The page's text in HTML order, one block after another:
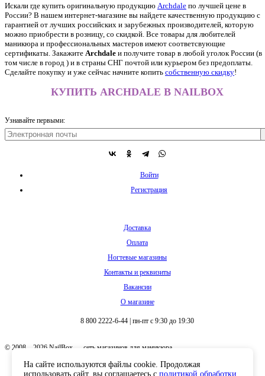
Искали где купить оригинальную продукцию Archdale по лучшей цене в
России? В нашем интернет-магазине вы найдете качественную продукцию с
гарантией от лучших российских и зарубежных производителей, которую
можно приобрести в розницу, со скидкой. Все товары для любителей
маникюра и профессиональных мастеров имеют соответсвующие
сертификаты. Закажите Archdale и получите товар в любой уголок России (в
том числе в город ) и в страны СНГ почтой или курьером без предоплаты.
Сделайте покупку и уже сейчас начните копить собственную скидку!
КУПИТЬ ARCHDALE В NAILBOX
Узнавайте первыми:
Войти
Регистрация
Доставка
Оплата
Ногтевые магазины
Контакты и реквизиты
Вакансии
О магазине
8 800 2222-6-44 пн-пт с 9:30 до 19:30
© 2008 – 2026 NailBox — сеть магазинов для маникюра
На сайте используются файлы cookie. Продолжая
использовать сайт, вы соглашаетесь с политикой обработки